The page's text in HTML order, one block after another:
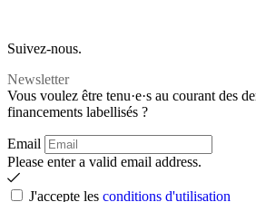
Suivez-nous.
Newsletter
Vous voulez être tenu·e·s au courant des
financements labellisés ?
Email
Please enter a valid email address.
J'accepte les conditions d'utilisation